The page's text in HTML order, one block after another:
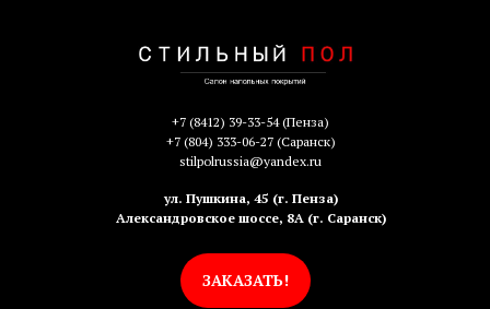
+7 (8412) 39-33-54(Пенза)
+7 (804) 333-06-27(Саранск)
stilpolrussia@yandex.ru
ул. Пушкина, 45 (г. Пенза)
Александровское шоссе, 8А (г. Саранск)
ЗАКАЗАТЬ!